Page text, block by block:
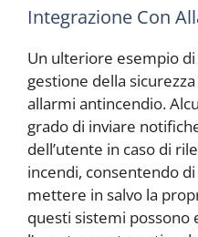
Integrazione Con
Un ulteriore esempio
gestione della
allarmi antincendio.
grado di inviare
dell’utente in caso di
incendi, consentendo
mettere in salvo la
questi sistemi possono